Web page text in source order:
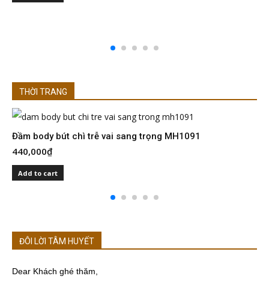
THỜI TRANG
Đầm body bút chì trễ vai sang trọng MH1091
440,000₫
Add to cart
ĐÔI LỜI TÂM HUYẾT
Dear Khách ghé thăm,